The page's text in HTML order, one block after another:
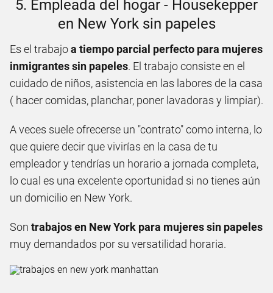
5. Empleada del hogar - Housekepper
en New York sin papeles
Es el trabajoa tiempo parcial perfecto para mujeres
inmigrantes sin papeles. El trabajo consiste en el
cuidado de niños, asistencia en las labores de la casa
( hacer comidas, planchar, poner lavadoras y limpiar).
A veces suele ofrecerse un "contrato" como interna, lo
que quiere decir que vivirías en la casa de tu
empleador y tendrías un horario a jornada completa,
lo cual es una excelente oportunidad si no tienes aún
un domicilio en New York.
Son trabajos en New York para mujeres sin papeles
muy demandados por su versatilidad horaria.